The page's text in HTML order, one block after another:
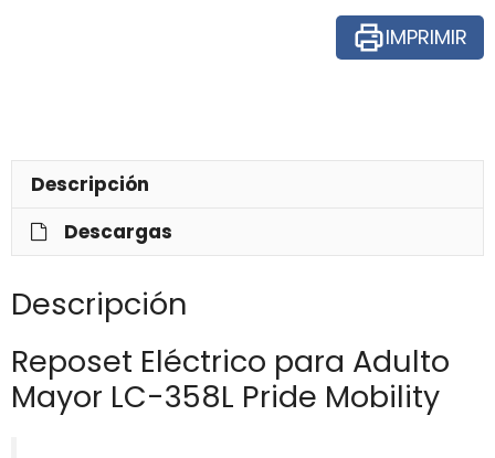
IMPRIMIR
Descripción
Descargas
Descripción
Reposet Eléctrico para Adulto
Mayor LC-358L Pride Mobility